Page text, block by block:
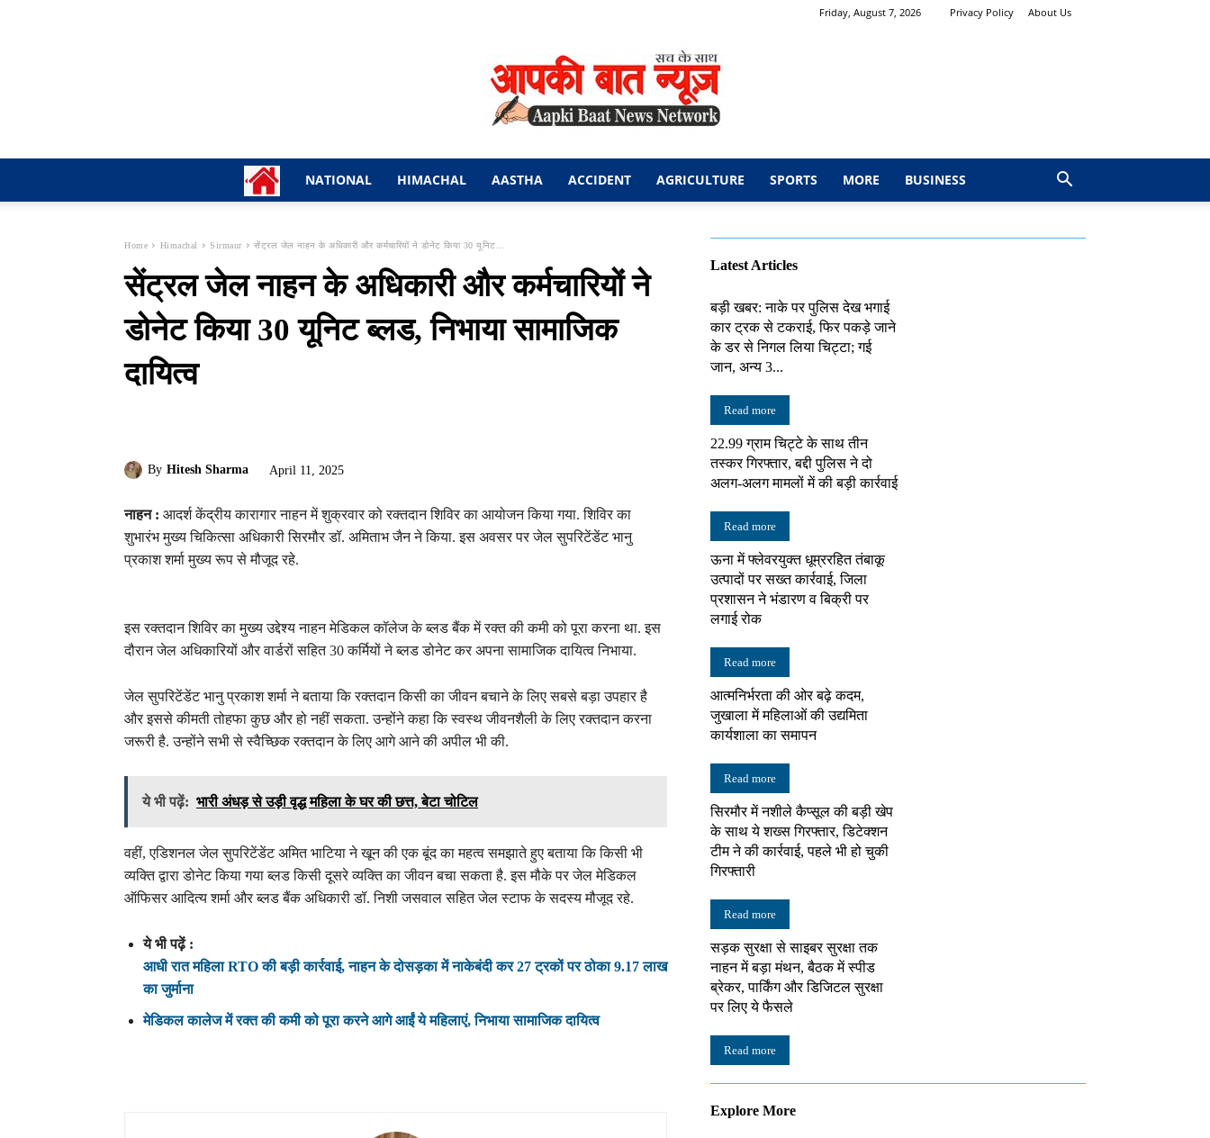
Friday, August 7, 2026 Privacy Policy About Us
बात
NATIONAL HIMACHAL AASTHA ACCIDENT AGRICULTURE SPORTS MORE BUSINESS
Home Himachal Sirmaur सेंट्रल जेल नाहन के अधिकारी और कर्मचारियों ने डोनेट किया 30 यूनिट...
सेंट्रल जेल नाहन के अधिकारी और कर्मचारियों ने
डोनेट किया 30 यूनिट ब्लड, निभाया सामाजिक
दायित्व
By Hitesh Sharma April 11, 2025
नाहन : आदर्श केंद्रीय कारागार नाहन में शुक्रवार को रक्तदान शिविर का आयोजन किया गया. शिविर का
शुभारंभ मुख्य चिकित्सा अधिकारी सिरमौर डॉ. अमिताभ जैन ने किया. इस अवसर पर जेल सुपरिटेंडेंट भानु
प्रकाश शर्मा मुख्य रूप से मौजूद रहे.
इस रक्तदान शिविर का मुख्य उद्देश्य नाहन मेडिकल कॉलेज के ब्लड बैंक में रक्त की कमी को पूरा करना था. इस
दौरान जेल अधिकारियों और वार्डरों सहित 30 कर्मियों ने ब्लड डोनेट कर अपना सामाजिक दायित्व निभाया.
जेल सुपरिटेंडेंट भानु प्रकाश शर्मा ने बताया कि रक्तदान किसी का जीवन बचाने के लिए सबसे बड़ा उपहार है
और इससे कीमती तोहफा कुछ और हो नहीं सकता. उन्होंने कहा कि स्वस्थ जीवनशैली के लिए रक्तदान करना
जरूरी है. उन्होंने सभी से स्वैच्छिक रक्तदान के लिए आगे आने की अपील भी की.
ये भी पढ़ें: भारी अंधड़ से उड़ी वृद्ध महिला के घर की छत्त, बेटा चोटिल
वहीं, एडिशनल जेल सुपरिटेंडेंट अमित भाटिया ने खून की एक बूंद का महत्व समझाते हुए बताया कि किसी भी
व्यक्ति द्वारा डोनेट किया गया ब्लड किसी दूसरे व्यक्ति का जीवन बचा सकता है. इस मौके पर जेल मेडिकल
ऑफिसर आदित्य शर्मा और ब्लड बैंक अधिकारी डॉ. निशी जसवाल सहित जेल स्टाफ के सदस्य मौजूद रहे.
ये भी पढ़ें :
आधी रात महिला RTO की बड़ी कार्रवाई, नाहन के दोसड़का में नाकेबंदी कर 27 ट्रकों पर ठोका 9.17 लाख
का जुर्माना
मेडिकल कालेज में रक्त की कमी को पूरा करने आगे आईं ये महिलाएं, निभाया सामाजिक दायित्व
Latest Articles
बड़ी खबर: नाके पर पुलिस देख भगाई
कार ट्रक से टकराई, फिर पकड़े जाने
के डर से निगल लिया चिट्टा; गई
जान, अन्य 3...
Read more
22.99 ग्राम चिट्टे के साथ तीन
तस्कर गिरफ्तार, बद्दी पुलिस ने दो
अलग-अलग मामलों में की बड़ी कार्रवाई
Read more
ऊना में फ्लेवरयुक्त धूम्ररहित तंबाकू
उत्पादों पर सख्त कार्रवाई, जिला
प्रशासन ने भंडारण व बिक्री पर
लगाई रोक
Read more
आत्मनिर्भरता की ओर बढ़े कदम,
जुखाला में महिलाओं की उद्यमिता
कार्यशाला का समापन
Read more
सिरमौर में नशीले कैप्सूल की बड़ी खेप
के साथ ये शख्स गिरफ्तार, डिटेक्शन
टीम ने की कार्रवाई, पहले भी हो चुकी
गिरफ्तारी
Read more
सड़क सुरक्षा से साइबर सुरक्षा तक
नाहन में बड़ा मंथन, बैठक में स्पीड
ब्रेकर, पार्किंग और डिजिटल सुरक्षा
पर लिए ये फैसले
Read more
Explore More